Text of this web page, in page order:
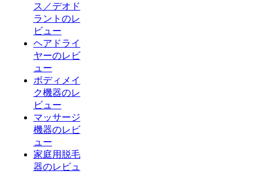
ス／デオド
ラントのレ
ビュー
ヘアドライ
ヤーのレビ
ュー
ボディメイ
ク機器のレ
ビュー
マッサージ
機器のレビ
ュー
家庭用脱毛
器のレビュ